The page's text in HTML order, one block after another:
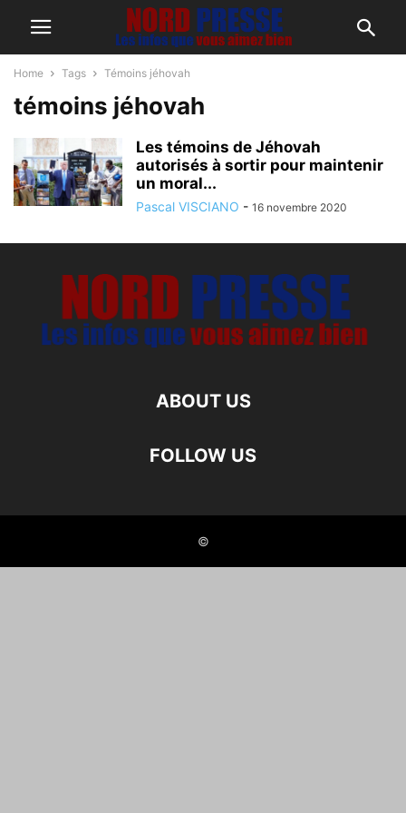
Home Tags Témoins jéhovah
témoins jéhovah
Les témoins de Jéhovah
autorisés à sortir pour maintenir
un moral...
Pascal VISCIANO - 16 novembre 2020
ABOUT US
FOLLOW US
©